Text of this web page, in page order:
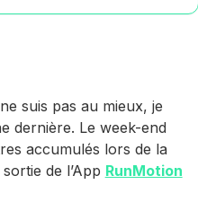
suis pas au mieux, je
dernière. Le week-end
accumulés lors de la
de l’App RunMotion